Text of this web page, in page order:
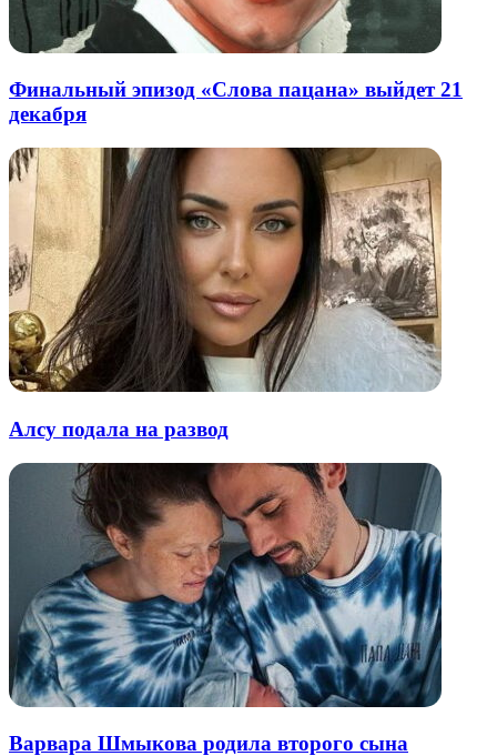
Финальный эпизод «Слова пацана» выйдет 21
декабря
Алсу подала на развод
Варвара Шмыкова родила второго сына